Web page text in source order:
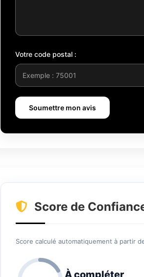
Votre code postal :
Soumettre mon avis
Score de
Score calculé automatiquement à partir
À compléter